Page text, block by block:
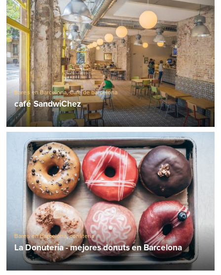
Bares en Barcelona,Cafe de barcelona
café SandwiChez
Bares en Barcelona,confitería
La Donuteria - mejores donuts en Barcelona